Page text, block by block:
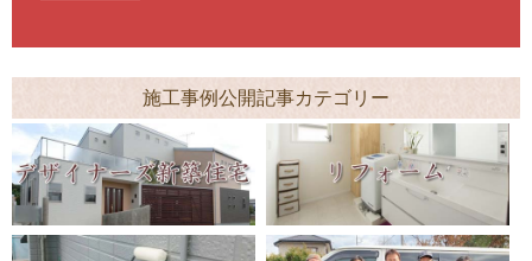
施工事例公開記事カテゴリー